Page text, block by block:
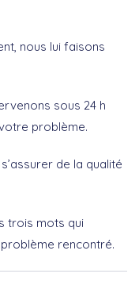
nous lui faisons
sous 24 h
problème.
de la qualité
trois mots qui
rencontré.